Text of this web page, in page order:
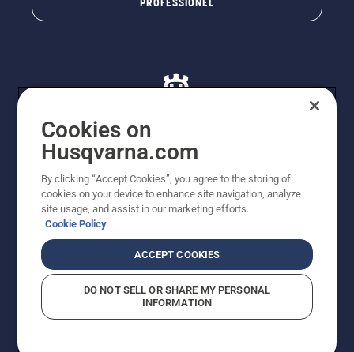
viste priser er vejledende udsalgspriser. Der tages
forbehold for stave- og trykfejl samt prisændringer. Vi
stræber efter at have så nøjagtige oplysningerne på
dette websted som muligt. Alle anførte priser er
vejledende udsalgspriser (inkl. moms), medmindre
Bekendtgørelse vedr. beskyttelse af personlige oplysninger
Rapporter formodede overtrædelser
Cookies on
Husqvarna.com
By clicking “Accept Cookies”, you agree to the storing of
cookies on your device to enhance site navigation, analyze
site usage, and assist in our marketing efforts.
Cookie Policy
ACCEPT COOKIES
DO NOT SELL OR SHARE MY PERSONAL
INFORMATION